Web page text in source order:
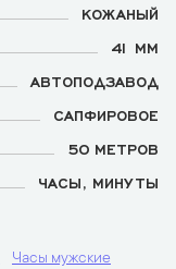
КОЖАНЫЙ
41 ММ
АВТОПОДЗАВОД
САПФИРОВОЕ
50 МЕТРОВ
ЧАСЫ, МИНУТЫ
Часы мужские